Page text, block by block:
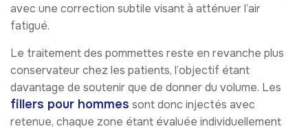
avec une correction subtile visant à atténuer l’air
fatigué.
Le traitement des pommettes reste en revanche plus
conservateur chez les patients, l’objectif étant
davantage de soutenir que de donner du volume. Les
fillers pour hommes sont donc injectés avec
retenue, chaque zone étant évaluée individuellement